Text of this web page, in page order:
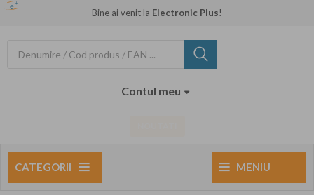
Bine ai venit la Electronic Plus!
Contul meu
CATEGORII MENIU